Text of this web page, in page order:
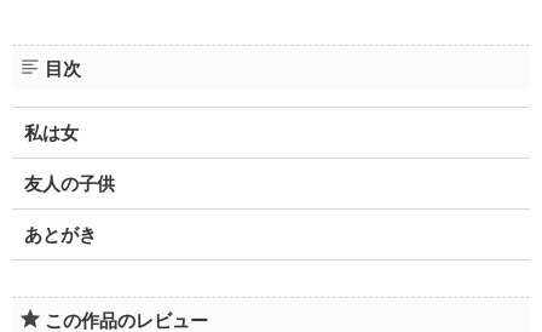
目次
私は女
友人の子供
あとがき
この作品のレビュー